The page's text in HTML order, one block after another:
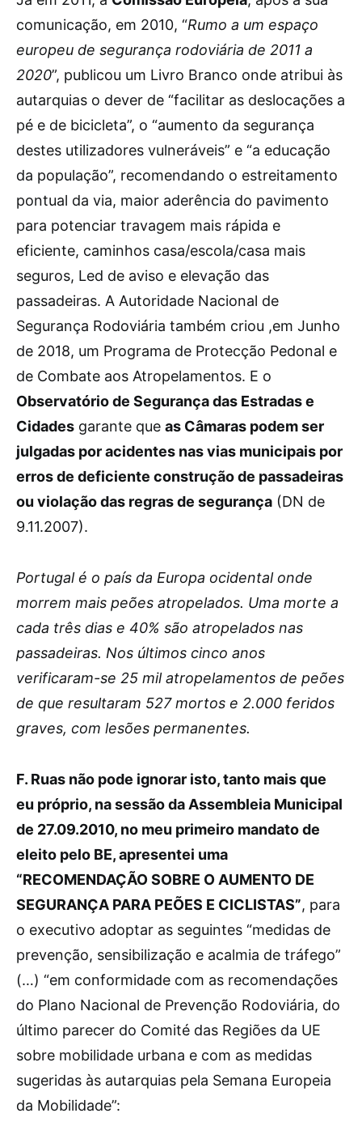
comunicação, em 2010, “Rumo a um espaço
europeu de segurança rodoviária de 2011 a
2020”, publicou um Livro Branco onde atribui às
autarquias o dever de “facilitar as deslocações a
pé e de bicicleta”, o “aumento da segurança
destes utilizadores vulneráveis” e “a educação
da população”, recomendando o estreitamento
pontual da via, maior aderência do pavimento
para potenciar travagem mais rápida e
eficiente, caminhos casa/escola/casa mais
seguros, Led de aviso e elevação das
passadeiras. A Autoridade Nacional de
Segurança Rodoviária também criou ,em Junho
de 2018, um Programa de Protecção Pedonal e
de Combate aos Atropelamentos. E o
Observatório de Segurança das Estradas e
Cidades garante que as Câmaras podem ser
julgadas por acidentes nas vias municipais por
erros de deficiente construção de passadeiras
ou violação das regras de segurança (DN de
9.11.2007).
Portugal é o país da Europa ocidental onde
morrem mais peões atropelados. Uma morte a
cada três dias e 40% são atropelados nas
passadeiras. Nos últimos cinco anos
verificaram-se 25 mil atropelamentos de peões
de que resultaram 527 mortos e 2.000 feridos
graves, com lesões permanentes.
F. Ruas não pode ignorar isto, tanto mais que
eu próprio, na sessão da Assembleia Municipal
de 27.09.2010, no meu primeiro mandato de
eleito pelo BE, apresentei uma
“RECOMENDAÇÃO SOBRE O AUMENTO DE
SEGURANÇA PARA PEÕES E CICLISTAS”, para
o executivo adoptar as seguintes “medidas de
prevenção, sensibilização e acalmia de tráfego”
(…) “em conformidade com as recomendações
do Plano Nacional de Prevenção Rodoviária, do
último parecer do Comité das Regiões da UE
sobre mobilidade urbana e com as medidas
sugeridas às autarquias pela Semana Europeia
da Mobilidade”: